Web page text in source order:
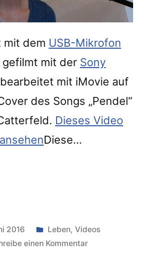
mit dem USB-Mikrofon
gefilmt mit der Sony
mit iMovie auf
des Songs „Pendel“
Dieses Video
Diese…
2016
Veröffentlicht
unter
Leben, Videos
einen Kommentarzu